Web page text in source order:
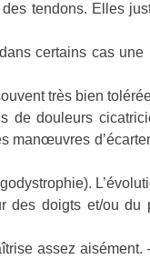
tendons. Elles
certains cas une
très bien
de douleurs
des doigts et/ou du
assez